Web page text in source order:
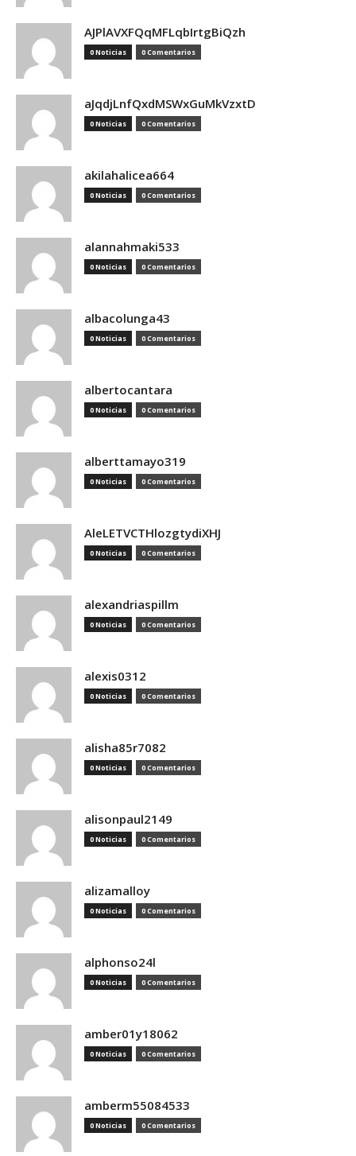
AJPlAVXFQqMFLqbIrtgBiQzh
0 Noticias 0 Comentarios
aJqdjLnfQxdMSWxGuMkVzxtD
0 Noticias 0 Comentarios
akilahalicea664
0 Noticias 0 Comentarios
alannahmaki533
0 Noticias 0 Comentarios
albacolunga43
0 Noticias 0 Comentarios
albertocantara
0 Noticias 0 Comentarios
alberttamayo319
0 Noticias 0 Comentarios
AleLETVCTHlozgtydiXHJ
0 Noticias 0 Comentarios
alexandriaspillm
0 Noticias 0 Comentarios
alexis0312
0 Noticias 0 Comentarios
alisha85r7082
0 Noticias 0 Comentarios
alisonpaul2149
0 Noticias 0 Comentarios
alizamalloy
0 Noticias 0 Comentarios
alphonso24l
0 Noticias 0 Comentarios
amber01y18062
0 Noticias 0 Comentarios
amberm55084533
0 Noticias 0 Comentarios